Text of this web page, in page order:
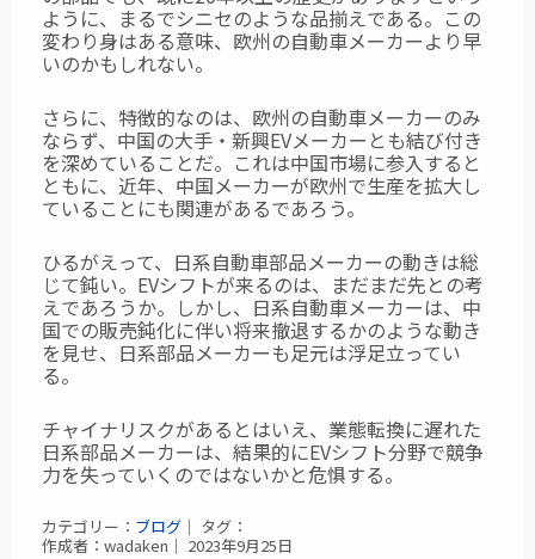
ように、まるでシニセのような品揃えである。この
変わり身はある意味、 欧州の自動車メーカーより早
いのかもしれない。
さらに、特徴的なのは、欧州の自動車メーカーのみ
ならず、中国の大手・新興EVメーカーとも結び付き
を深めていることだ。これは中国市場に参入すると
ともに、近年、中国メーカーが欧州で生産を拡大し
ていることにも関連があるであろう。
ひるがえって、日系自動車部品メーカーの動きは総
じて鈍い。EVシフトが来るのは、まだまだ先との考
えであろうか。しかし、日系自動車メーカーは、中
国での販売鈍化に伴い将来撤退するかのような動き
を見せ、日系部品メーカーも足元は浮足立ってい
る。
チャイナリスクがあるとはいえ、業態転換に遅れた
日系部品メーカーは、結果的にEVシフト分野で競争
力を失っていくのではないかと危惧する。
カテゴリー： ブログ ｜ タグ：
作成者：wadaken｜ 2023年9月25日